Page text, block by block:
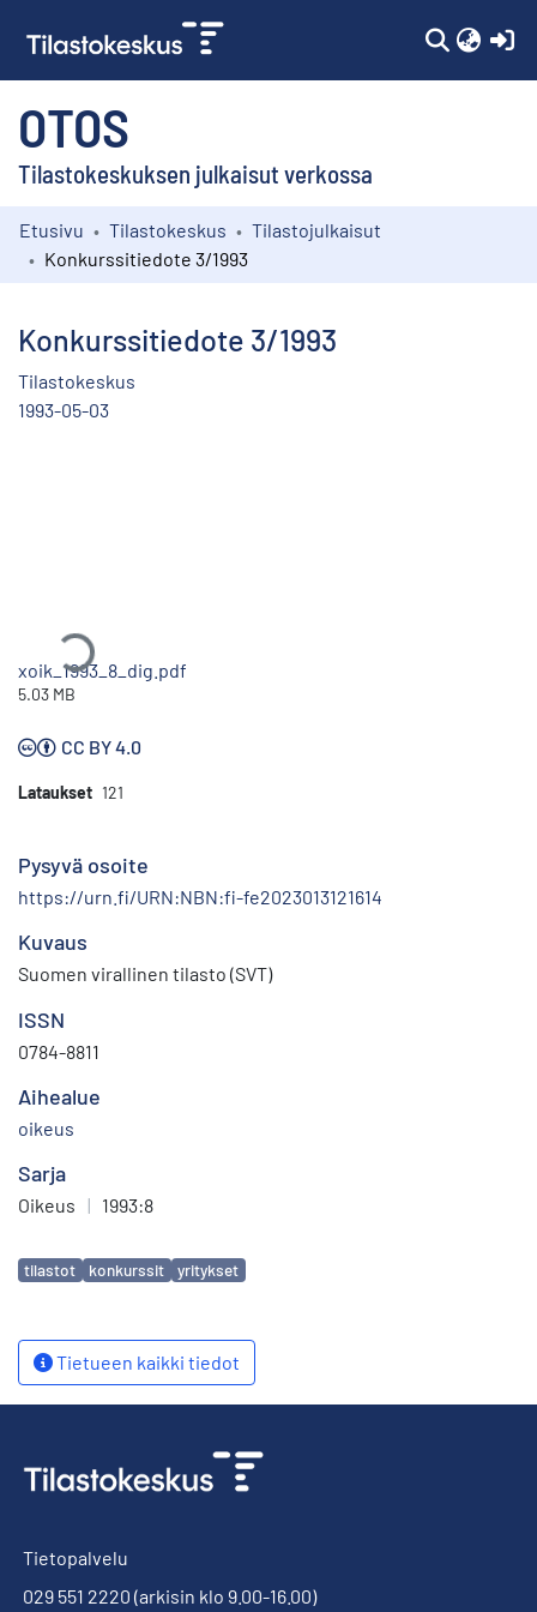
OTOS
Tilastokeskuksen julkaisut verkossa
Kokoelmat
Etusivu Tilastokeskus
Tilastojulkaisut
Konkurssitiedote 3/1993
Konkurssitiedote 3/1993
Tilastokeskus
1993-05-03
Ladataan...
xoik_1993_8_dig.pdf
5.03 MB
CC BY 4.0
Lataukset 121
Pysyvä osoite
https://urn.fi/URN:NBN:fi-fe2023013121614
Kuvaus
Suomen virallinen tilasto (SVT)
ISSN
0784-8811
Aihealue
oikeus
Sarja
Oikeus | 1993:8
Avainsanat
tilastot konkurssit yritykset
Tietueen kaikki tiedot
Tietopalvelu
029 551 2220 (arkisin klo 9.00-16.00)